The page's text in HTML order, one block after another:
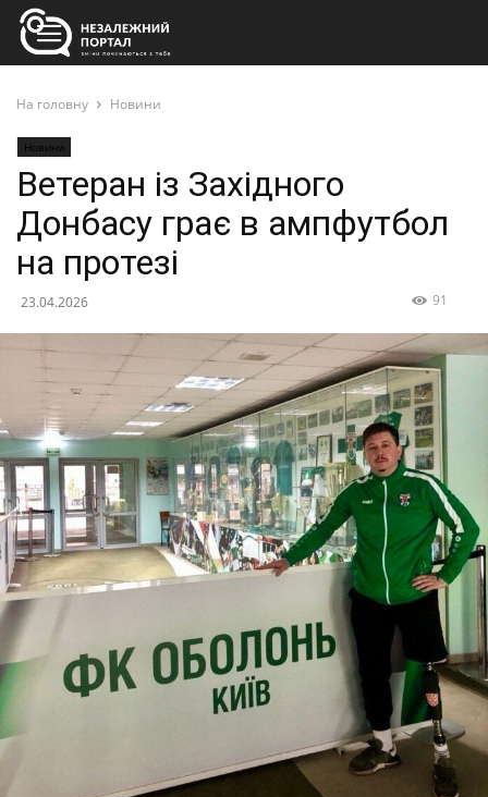
На головну Новини
Новини
Ветеран із Західного
Донбасу грає в ампфутбол
на протезі
23.04.2026 91